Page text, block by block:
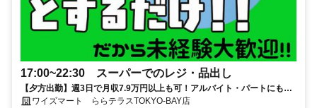
17:00~22:30 スーパーでのレジ・品出し
【夕方出勤】週3日で月収7.9万円以上も可！アルバイト・パートにも賞
与あり！お得な社割で家計も大助かり♪
ワイズマート ららテラスTOKYO-BAY店